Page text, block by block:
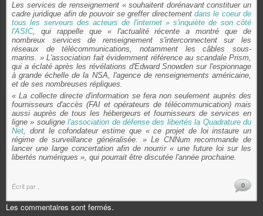
Les services de renseignement «souhaitent dorénavant constituer un
cadre juridique afin de pouvoir se greffer directement dans le coeur de
tous les serveurs des acteurs de l'internet» s'inquiète de son côté
l'ASIC, qui rappelle que « l'actualité récente a montré que de
nombreux services de renseignement s'interconnectent sur les
réseaux de télécommunications, notamment les câbles sous-
marins. » L'association fait évidemment référence au scandale Prism,
qui a éclaté après les révélations d'Edward Snowden sur l'espionnage
à grande échelle de la NSA, l'agence de renseignements américaine,
et de ses nombreuses répliques.
«La collecte directe d'information se fera non seulement auprès des
fournisseurs d'accès (FAI et opérateurs de télécommunication) mais
aussi auprès de tous les hébergeurs et fournisseurs de services en
ligne» soulignel'association de défense des libertés la Quadrature du
Net, dont le cofondateur estime que «ce projet de loi instaure un
régime de surveillance généralisée. »Le CNNum recommande de
lancer une large concertation afin de nourrir« une future loi sur les
libertés numériques », qui pourrait être discutée l'année prochaine.
Écrit par 0
Les commentaires sont fermés.